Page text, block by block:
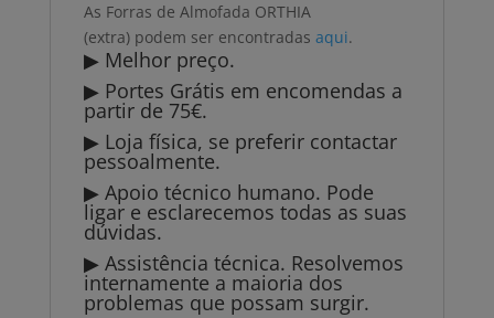
As Forras de Almofada ORTHIA
(extra) podem ser encontradas aqui.
▶ Melhor preço.
▶ Portes Grátis em encomendas a
partir de 75€.
▶ Loja física, se preferir contactar
pessoalmente.
▶ Apoio técnico humano. Pode
ligar e esclarecemos todas as suas
dúvidas.
▶ Assistência técnica. Resolvemos
internamente a maioria dos
problemas que possam surgir.